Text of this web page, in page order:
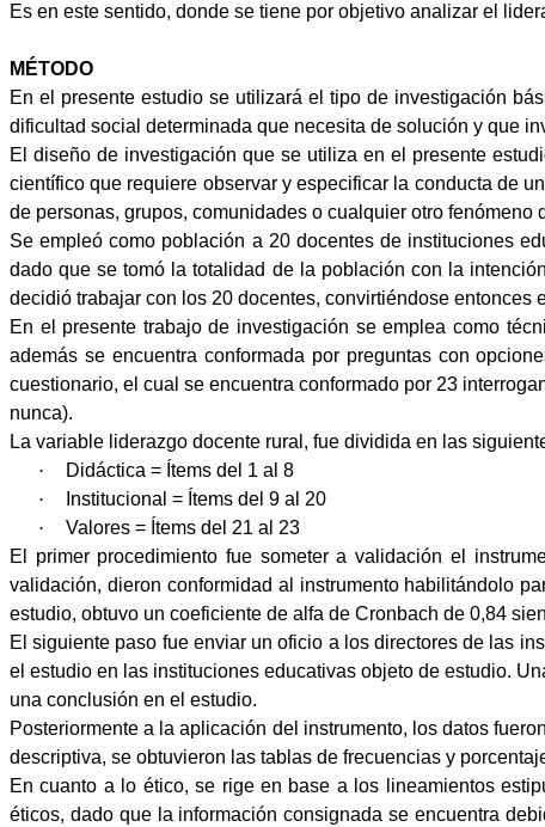
Es en este sentido, donde se tiene por objetivo analizar el
MÉTODO
En el presente estudio se utilizará el tipo de investigación
dificultad social determinada que necesita de solución y que
El diseño de investigación que se utiliza en el presente
científico que requiere observar y especificar la conducta de
de personas, grupos, comunidades o cualquier otro fenómeno
Se empleó como población a 20 docentes de instituciones
dado que se tomó la totalidad de la población con la
decidió trabajar con los 20 docentes, convirtiéndose entonces
En el presente trabajo de investigación se emplea como
además se encuentra conformada por preguntas con
cuestionario, el cual se encuentra conformado por 23
nunca).
La variable liderazgo docente rural, fue dividida en las
·
Didáctica = Ítems del 1 al 8
·
Institucional = Ítems del 9 al 20
·
Valores = Ítems del 21 al 23
El primer procedimiento fue someter a validación el
validación, dieron conformidad al instrumento habilitándolo
estudio, obtuvo un coeficiente de alfa de Cronbach de 0,84
El siguiente paso fue enviar un oficio a los directores de las
el estudio en las instituciones educativas objeto de estudio.
una conclusión en el estudio.
Posteriormente a la aplicación del instrumento, los datos
descriptiva, se obtuvieron las tablas de frecuencias y
En cuanto a lo ético, se rige en base a los lineamientos
éticos, dado que la información consignada se encuentra